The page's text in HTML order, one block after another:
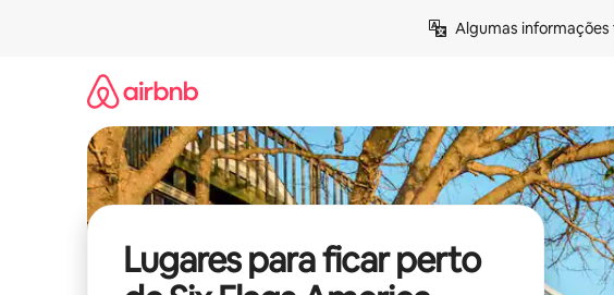
Algumas
Lugares para ficar perto